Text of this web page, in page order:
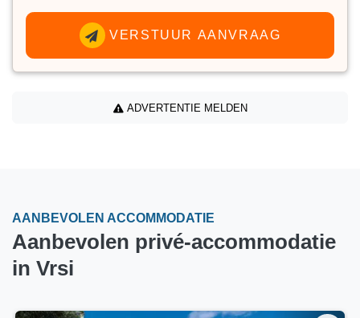
VERSTUUR AANVRAAG
ADVERTENTIE MELDEN
AANBEVOLEN ACCOMMODATIE
Aanbevolen privé-accommodatie
in Vrsi